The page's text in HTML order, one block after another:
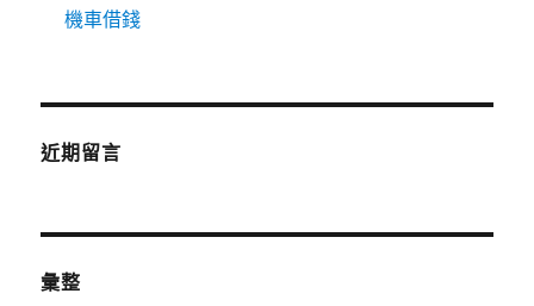
機車借錢
近期留言
彙整